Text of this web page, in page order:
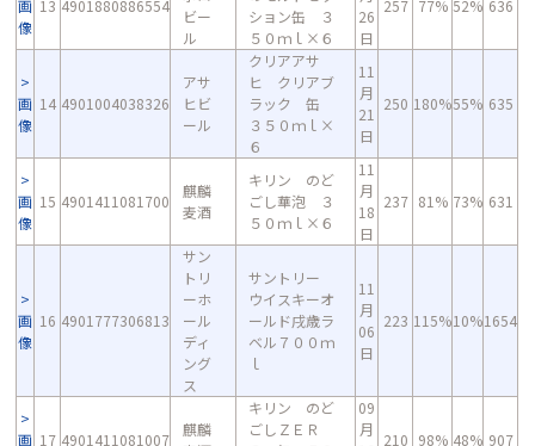
画
像
13 4901880886554
ビー
ル
ション缶 ３
５０ｍｌ×６
26
日
257 77% 52% 636
画
像
14 4901004038326
アサ
ヒビ
ール
クリアアサ
ヒ クリアブ
ラック 缶
３５０ｍｌ×
６
11
月
21
日
250 180%55% 635
画
像
15 4901411081700
麒麟
麦酒
キリン のど
ごし華泡 ３
５０ｍｌ×６
11
月
18
日
237 81% 73% 631
画
像
16 4901777306813
サン
トリ
ーホ
ール
ディ
ング
ス
サントリー
ウイスキーオ
ールド戌歳ラ
ベル７００ｍ
ｌ
11
月
06
日
223 115%10%1654
画 17 4901411081007
麒麟
キリン のど
ごしＺＥＲ
09
月
210 98% 48% 907